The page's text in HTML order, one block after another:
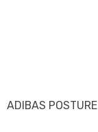
ADIBAS POSTURE